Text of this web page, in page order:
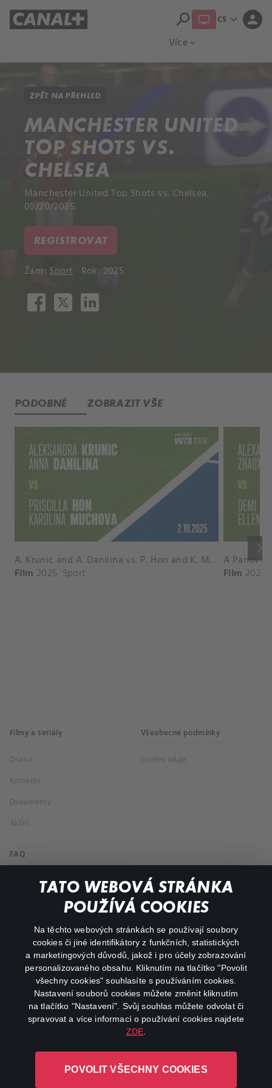
TATO WEBOVÁ STRÁNKA
POUŽÍVÁ COOKIES
Na těchto webových stránkách se používají soubory
cookies či jiné identifikátory z funkčních, statistických
a marketingových důvodů, jakož i pro účely zobrazování
personalizovaného obsahu. Kliknutím na tlačítko "Povolit
všechny cookies" souhlasíte s používáním cookies.
Nastavení souborů cookies můžete změnit kliknutím
na tlačítko "Nastavení". Svůj souhlas můžete odvolat či
spravovat a více informací o používání cookies najdete
ZDE
POVOLIT VŠECHNY COOKIES
Více expand_more
search CS expand_more person
ZPĚT NA PŘEHLED
MANCHESTER UNITED
TOP SHOTS VS.
CHELSEA
Manchester United Top Shots vs. Chelsea,
09/20/2025.
REGISTROVAT
Žánr:Sport Rok: 2025
PODOBNÉ ZOBRAZIT VŠE
keyboard_arrow_right
A. Krunic and A. Danilina vs. P. Hon and K. Muchova Match Highlights - BEIJING_Capital Group Diamond ( October 02, 2025)
Film 2025 Sport Film 2026
Filmy a seriály
Drama
Komedie
Dokumenty
Akční
Všeobecné podmínky
Osobní údaje
FAQ
Můj účet
Důležité odkazy
facebookinstagram
youtube
L-1246 Luxembourg R.C.S.